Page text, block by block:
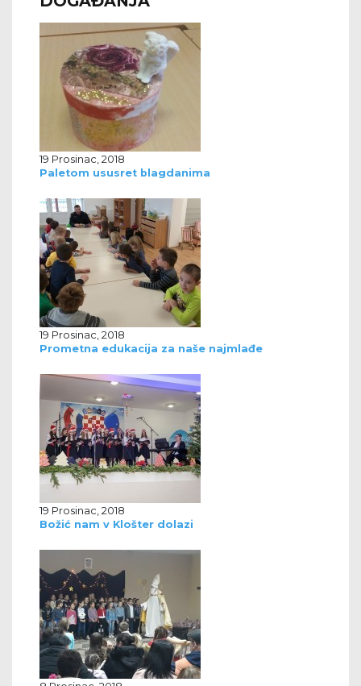
19 Prosinac, 2018
Paletom ususret blagdanima
19 Prosinac, 2018
Prometna edukacija za naše najmlađe
19 Prosinac, 2018
Božić nam v Klošter dolazi